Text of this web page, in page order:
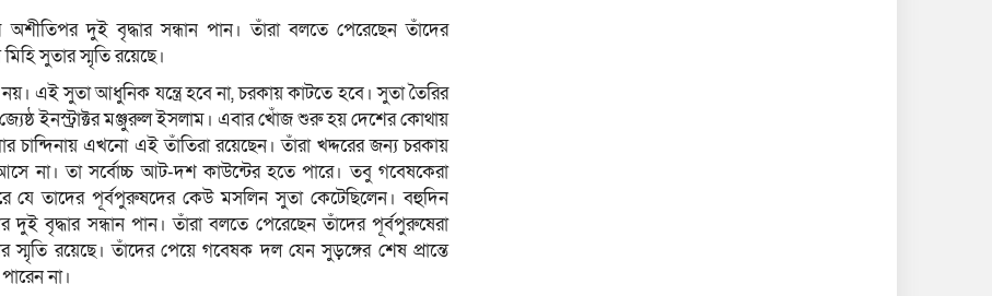
দুই বৃদ্ধার সন্ধান পান। তাঁরা বলতে পেরেছেন তাঁদের
সুতার স্মৃতি রয়েছে।
এই সুতা আধুনিক যন্ত্রে হবে না, চরকায় কাটতে হবে। সুতা তৈরির
ইনস্ট্রাক্টর মঞ্জুরুল ইসলাম। এবার খোঁজ শুরু হয় দেশের কোথায়
এখনো এই তাঁতিরা রয়েছেন। তাঁরা খদ্দরের জন্য চরকায়
না। তা সর্বোচ্চ আট-দশ কাউন্টের হতে পারে। তবু গবেষকেরা
যে তাদের পূর্বপুরুষদের কেউ মসলিন সুতা কেটেছিলেন। বহুদিন
বৃদ্ধার সন্ধান পান। তাঁরা বলতে পেরেছেন তাঁদের পূর্বপুরুষেরা
রয়েছে। তাঁদের পেয়ে গবেষক দল যেন সুড়ঙ্গের শেষ প্রান্তে
না।